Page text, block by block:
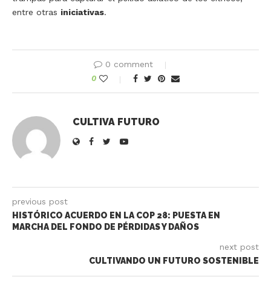
entre otras iniciativas.
0 comment
0
CULTIVA FUTURO
previous post
HISTÓRICO ACUERDO EN LA COP 28: PUESTA EN
MARCHA DEL FONDO DE PÉRDIDAS Y DAÑOS
next post
CULTIVANDO UN FUTURO SOSTENIBLE